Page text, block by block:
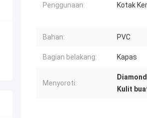
Penggunaan:
Kotak
Bahan: PVC
Bagian belakang: Kapas
Menyoroti:
Kulit